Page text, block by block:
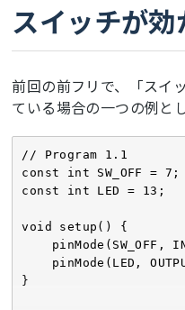
スイッチが
前回の前フリで、「スイ
ている場合の一つの例と
// Program 1.1
const int SW_OFF = 7;
const int LED = 13;
void setup() {
}